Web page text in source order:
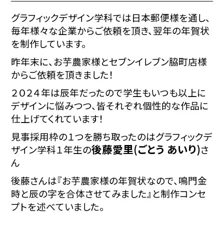
グラフィックデザイン学科では日本郵便様を通し、
毎年様々な企業からご依頼を頂き、翌年の年賀状
を制作しています。
昨年末に、お芋農家様とセブンイレブン脇町店様
からご依頼を頂きました！
２０２４年は辰年だったので学生もいつも以上に
デザインに悩みつつ、皆それぞれ個性的な作品に
仕上げてくれています！
見事採用枠の１つを勝ち取ったのはグラフィックデ
ザイン学科１年生の後藤愛里(ごとう あいり)さ
ん
後藤さんは『お芋農家様の年賀状なので、鳴門金
時と辰の字を合体させてみました』と制作コンセ
プトを述べていました。